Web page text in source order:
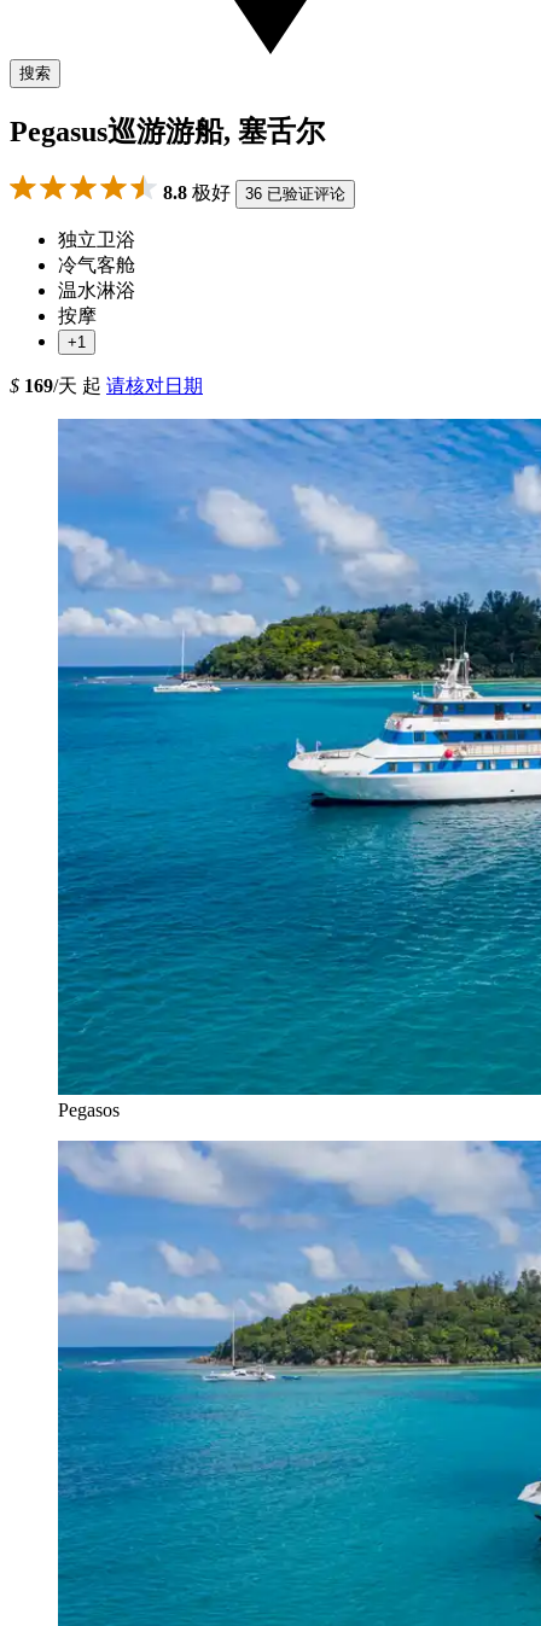
搜索
Pegasus巡游游船, 塞舌尔
8.8 极好 36 已验证评论
独立卫浴
冷气客舱
温水淋浴
按摩
+1
$ 169/天 起 请核对日期
Pegasos